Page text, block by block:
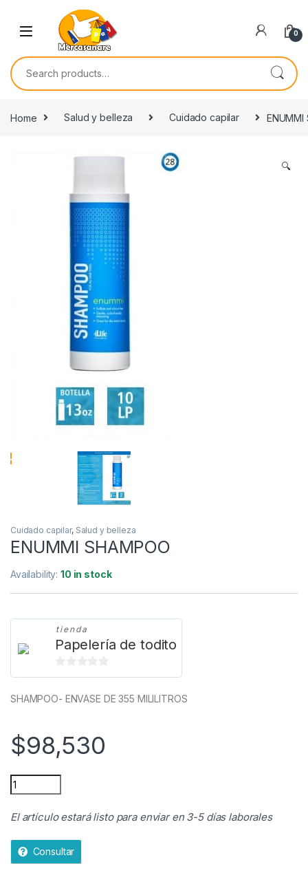
Skip to navigation
0
Search for:
Home Salud y belleza Cuidado capilar ENUMMI
🔍
Cuidado capilar, Salud y belleza
ENUMMI SHAMPOO
Availability:10 in stock
tienda
Papelería de todito
0
SHAMPOO- ENVASE DE 355 MILILITROS
$98,530
ENUMMI SHAMPOO quantity
El artículo estará listo para enviar en 3-5 días laborales
Consultar